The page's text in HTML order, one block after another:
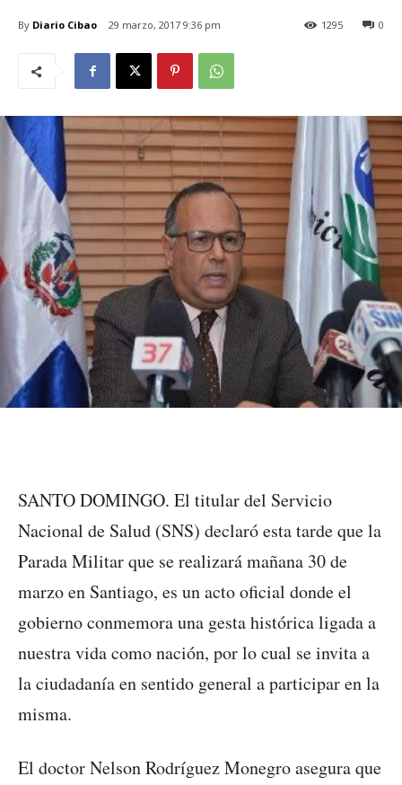
By Diario Cibao 29 marzo, 2017 9:36 pm 0
1295
SANTO DOMINGO. El titular del Servicio
Nacional de Salud (SNS) declaró esta tarde que la
Parada Militar que se realizará mañana 30 de
marzo en Santiago, es un acto oficial donde el
gobierno conmemora una gesta histórica ligada a
nuestra vida como nación, por lo cual se invita a
la ciudadanía en sentido general a participar en la
misma.
El doctor Nelson Rodríguez Monegro asegura que